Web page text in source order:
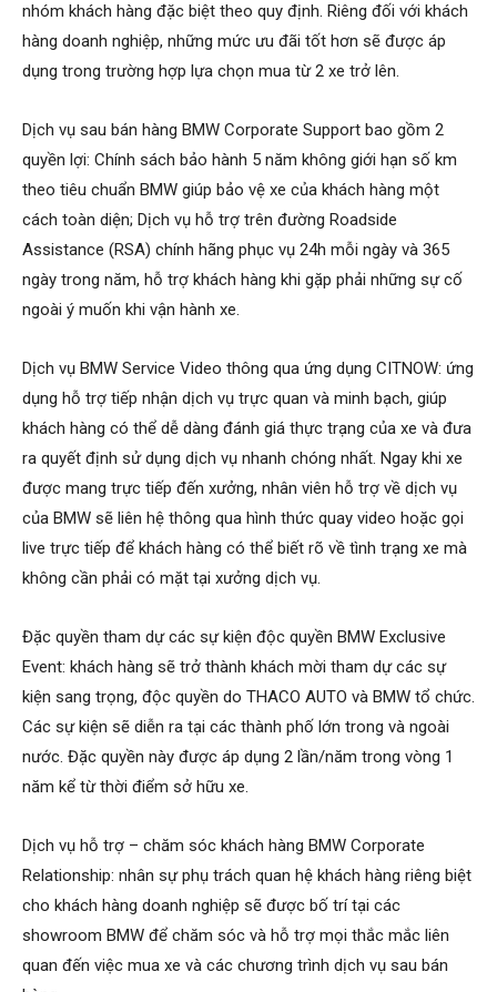
nhóm khách hàng đặc biệt theo quy định. Riêng đối với khách
hàng doanh nghiệp, những mức ưu đãi tốt hơn sẽ được áp
dụng trong trường hợp lựa chọn mua từ 2 xe trở lên.
Dịch vụ sau bán hàng BMW Corporate Support bao gồm 2
quyền lợi: Chính sách bảo hành 5 năm không giới hạn số km
theo tiêu chuẩn BMW giúp bảo vệ xe của khách hàng một
cách toàn diện; Dịch vụ hỗ trợ trên đường Roadside
Assistance (RSA) chính hãng phục vụ 24h mỗi ngày và 365
ngày trong năm, hỗ trợ khách hàng khi gặp phải những sự cố
ngoài ý muốn khi vận hành xe.
Dịch vụ BMW Service Video thông qua ứng dụng CITNOW: ứng
dụng hỗ trợ tiếp nhận dịch vụ trực quan và minh bạch, giúp
khách hàng có thể dễ dàng đánh giá thực trạng của xe và đưa
ra quyết định sử dụng dịch vụ nhanh chóng nhất. Ngay khi xe
được mang trực tiếp đến xưởng, nhân viên hỗ trợ về dịch vụ
của BMW sẽ liên hệ thông qua hình thức quay video hoặc gọi
live trực tiếp để khách hàng có thể biết rõ về tình trạng xe mà
không cần phải có mặt tại xưởng dịch vụ.
Đặc quyền tham dự các sự kiện độc quyền BMW Exclusive
Event: khách hàng sẽ trở thành khách mời tham dự các sự
kiện sang trọng, độc quyền do THACO AUTO và BMW tổ chức.
Các sự kiện sẽ diễn ra tại các thành phố lớn trong và ngoài
nước. Đặc quyền này được áp dụng 2 lần/năm trong vòng 1
năm kể từ thời điểm sở hữu xe.
Dịch vụ hỗ trợ – chăm sóc khách hàng BMW Corporate
Relationship: nhân sự phụ trách quan hệ khách hàng riêng biệt
cho khách hàng doanh nghiệp sẽ được bố trí tại các
showroom BMW để chăm sóc và hỗ trợ mọi thắc mắc liên
quan đến việc mua xe và các chương trình dịch vụ sau bán